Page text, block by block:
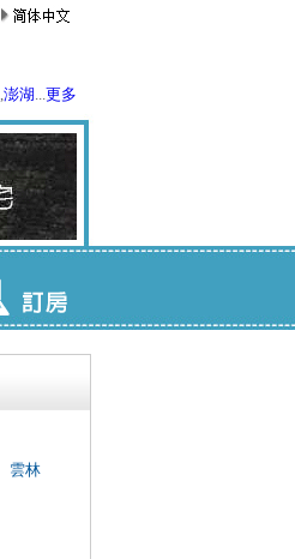
,澎湖...更多
雲林